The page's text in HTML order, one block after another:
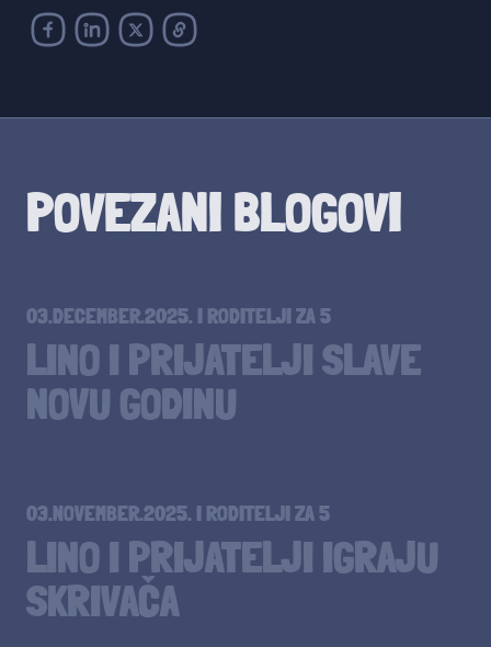
POVEZANI BLOGOVI
03.DECEMBER.2025. I RODITELJI ZA 5
LINO I PRIJATELJI SLAVE
NOVU GODINU
03.NOVEMBER.2025. I RODITELJI ZA 5
LINO I PRIJATELJI IGRAJU
SKRIVAČA